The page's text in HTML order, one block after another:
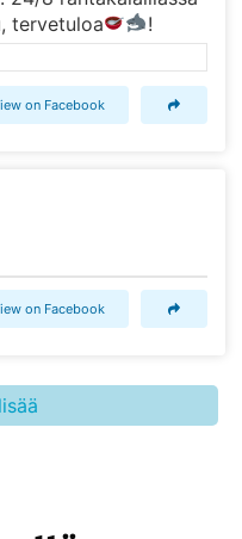
tervetuloa
!
on Facebook
on Facebook